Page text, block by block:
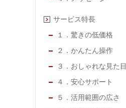
サービス特長
１．驚きの低価格
２．かんたん操作
３．おしゃれな見た目
４．安心サポート
５．活用範囲の広さ